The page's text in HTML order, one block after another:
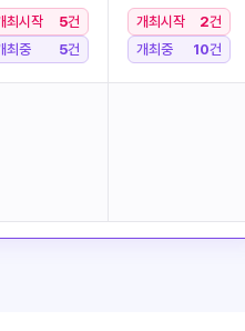
최시작 5건
최중
5건
개최시작 2건
개최중
10건